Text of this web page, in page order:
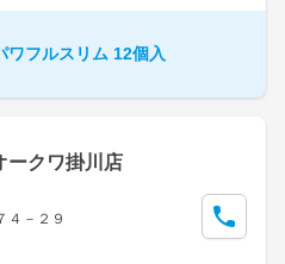
ワフルスリム 12個入
ークワ掛川店
４－２９